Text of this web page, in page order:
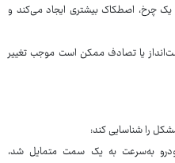
یک چرخ، اصطکاک بیشتری ایجاد می‌کند و
یا تصادف ممکن است موجب تغییر
را شناسایی کند:
به‌سرعت به یک سمت متمایل شد،